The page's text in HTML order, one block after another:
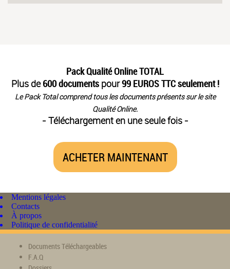
Pack Qualité Online TOTAL
Plus de600 documentspour99 EUROS TTC seulement !
Le Pack Total comprend tous les documents présents sur le site
Qualité Online.
- Téléchargement en une seule fois -
ACHETER MAINTENANT
Mentions légales
Contacts
À propos
Politique de confidentialité
Documents Téléchargeables
F.A.Q